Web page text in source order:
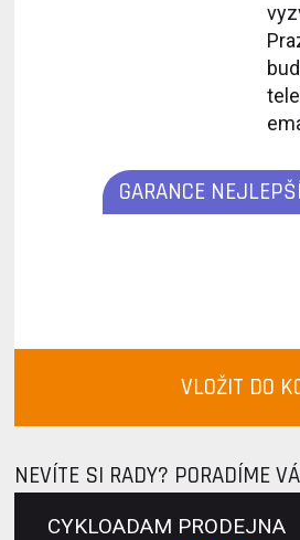
GARANCE
VLOŽIT DO
NEVÍTE SI RADY? PORADÍME
CYKLOADAM PRODEJNA